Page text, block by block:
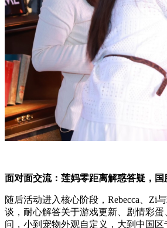
面对面交流：莲妈零距离解惑答疑，
随后活动进入核心阶段，Rebecca、Zi
谈，耐心解答关于游戏更新、剧情彩
问，小到宠物外观自定义，大到中国